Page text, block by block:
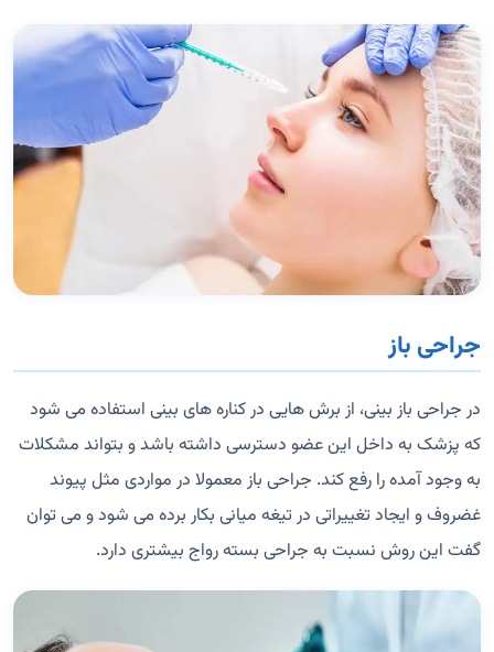
جراحی باز
در جراحی باز بینی، از برش هایی در کناره های بینی استفاده می شود
که پزشک به داخل این عضو دسترسی داشته باشد و بتواند مشکلات
به وجود آمده را رفع کند. جراحی باز معمولا در مواردی مثل پیوند
غضروف و ایجاد تغییراتی در تیغه میانی بکار برده می شود و می توان
گفت این روش نسبت به جراحی بسته رواج بیشتری دارد.